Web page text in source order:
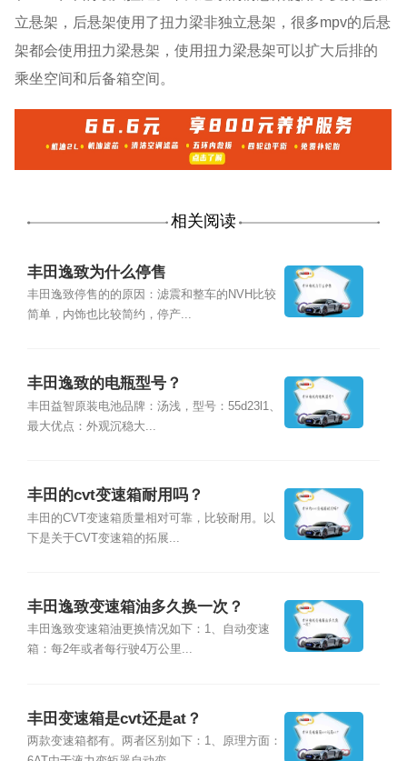
立悬架，后悬架使用了扭力梁非独立悬架，很多mpv的后悬
架都会使用扭力梁悬架，使用扭力梁悬架可以扩大后排的
乘坐空间和后备箱空间。
相关阅读
丰田逸致为什么停售
丰田逸致停售的的原因：滤震和整车的NVH比较
简单，内饰也比较简约，停产...
丰田逸致的电瓶型号？
丰田益智原装电池品牌：汤浅，型号：55d23l1、
最大优点：外观沉稳大...
丰田的cvt变速箱耐用吗？
丰田的CVT变速箱质量相对可靠，比较耐用。以
下是关于CVT变速箱的拓展...
丰田逸致变速箱油多久换一次？
丰田逸致变速箱油更换情况如下：1、自动变速
箱：每2年或者每行驶4万公里...
丰田变速箱是cvt还是at？
两款变速箱都有。两者区别如下：1、原理方面：